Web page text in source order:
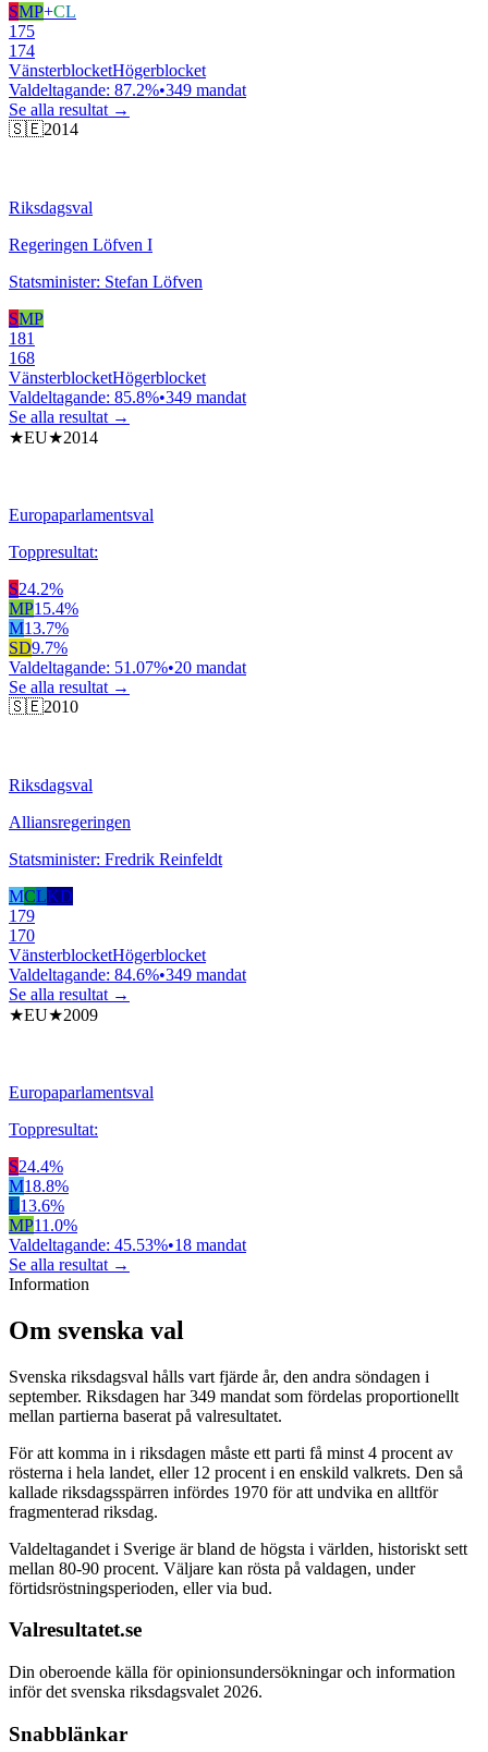
SMP+CL
175
174
VänsterblocketHögerblocket
Valdeltagande: 87.2%•349 mandat
Se alla resultat →
🇸🇪2014
Riksdagsval
Regeringen Löfven I
Statsminister: Stefan Löfven
SMP
181
168
VänsterblocketHögerblocket
Valdeltagande: 85.8%•349 mandat
Se alla resultat →
★EU★2014
Europaparlamentsval
Toppresultat:
S24.2%
MP15.4%
M13.7%
SD9.7%
Valdeltagande: 51.07%•20 mandat
Se alla resultat →
🇸🇪2010
Riksdagsval
Alliansregeringen
Statsminister: Fredrik Reinfeldt
MCLKD
179
170
VänsterblocketHögerblocket
Valdeltagande: 84.6%•349 mandat
Se alla resultat →
★EU★2009
Europaparlamentsval
Toppresultat:
S24.4%
M18.8%
L13.6%
MP11.0%
Valdeltagande: 45.53%•18 mandat
Se alla resultat →
Information
Om svenska val
Svenska riksdagsval hålls vart fjärde år, den andra söndagen i
september. Riksdagen har 349 mandat som fördelas proportionellt
mellan partierna baserat på valresultatet.
För att komma in i riksdagen måste ett parti få minst 4 procent av
rösterna i hela landet, eller 12 procent i en enskild valkrets. Den så
kallade riksdagsspärren infördes 1970 för att undvika en alltför
fragmenterad riksdag.
Valdeltagandet i Sverige är bland de högsta i världen, historiskt sett
mellan 80-90 procent. Väljare kan rösta på valdagen, under
förtidsröstningsperioden, eller via bud.
Valresultatet.se
Din oberoende källa för opinionsundersökningar och information
inför det svenska riksdagsvalet 2026.
Snabblänkar